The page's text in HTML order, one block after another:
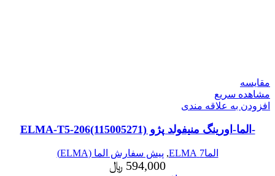
مقایسه
مشاهده سریع
افزودن به علاقه مندی
-الما-اورینگ منیفولد پژو ELMA-T5-206(115005271)
الما7 ELMA , پیش سفارش الما (ELMA)
594,000 ﷼